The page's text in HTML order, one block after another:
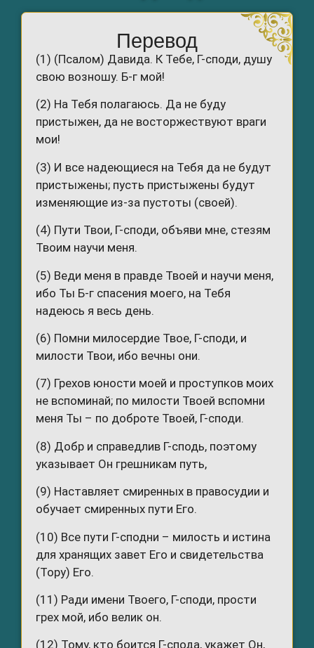
Перевод
(1) (Псалом) Давида. К Тебе, Г-споди, душу
свою возношу. Б-г мой!
(2) На Тебя полагаюсь. Да не буду
пристыжен, да не восторжествуют враги
мои!
(3) И все надеющиеся на Тебя да не будут
пристыжены; пусть пристыжены будут
изменяющие из-за пустоты (своей).
(4) Пути Твои, Г-споди, объяви мне, стезям
Твоим научи меня.
(5) Веди меня в правде Твоей и научи меня,
ибо Ты Б-г спасения моего, на Тебя
надеюсь я весь день.
(6) Помни милосердие Твое, Г-споди, и
милости Твои, ибо вечны они.
(7) Грехов юности моей и проступков моих
не вспоминай; по милости Твоей вспомни
меня Ты – по доброте Твоей, Г-споди.
(8) Добр и справедлив Г-сподь, поэтому
указывает Он грешникам путь,
(9) Наставляет смиренных в правосудии и
обучает смиренных пути Его.
(10) Все пути Г-сподни – милость и истина
для хранящих завет Его и свидетельства
(Тору) Его.
(11) Ради имени Твоего, Г-споди, прости
грех мой, ибо велик он.
(12) Тому, кто боится Г-спода, укажет Он,